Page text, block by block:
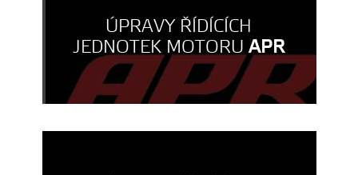
ÚPRAVY ŘÍDÍCÍCH
JEDNOTEK MOTORUAPR